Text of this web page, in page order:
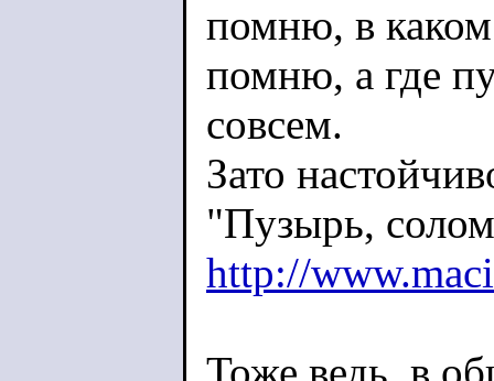
помню, в
помню, а где
совсем.
Зато
"Пузырь,
http://